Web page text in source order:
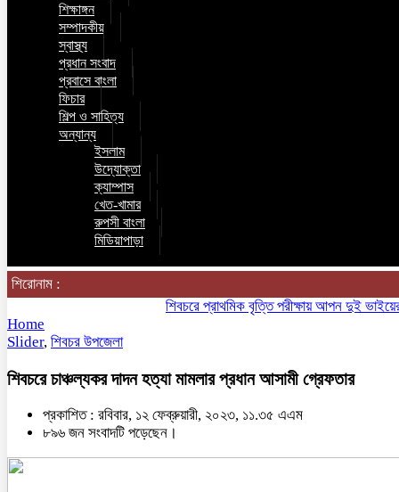
শিক্ষাঙ্গন
সম্পাদকীয়
স্বাস্থ্য
প্রধান সংবাদ
প্রবাসে বাংলা
ফিচার
শিল্প ও সাহিত্য
অন্যান্য
ইসলাম
উদ্যোক্তা
ক্যাম্পাস
খেত-খামার
রুপসী বাংলা
মিডিয়াপাড়া
শিরোনাম :
শিবচরে প্রাথমিক বৃত্তি পরীক্ষায় আপন দুই ভাইয়ের
Home
Slider, শিবচর উপজেলা
শিবচরে চাঞ্চল্যকর দাদন হত্যা মামলার প্রধান আসামী গ্রেফতার
প্রকাশিত : রবিবার, ১২ ফেব্রুয়ারী, ২০২৩, ১১.৩৫ এএম
৮৯৬ জন সংবাদটি পড়েছেন।